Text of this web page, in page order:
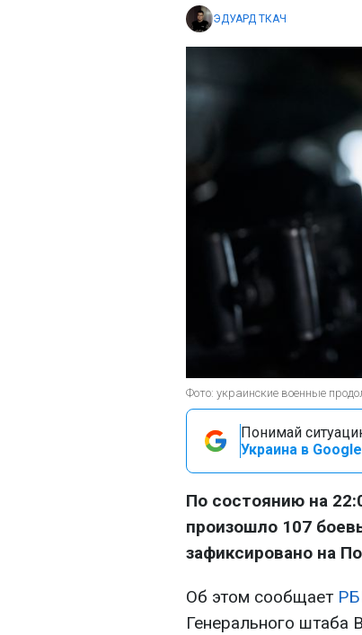
ЭДУАРД ТКАЧ
Фото: украинские военные
Понимай
Украина в Google
По состоянию на
произошло 107
зафиксировано на
Об этом сообщает
Генерального штаба